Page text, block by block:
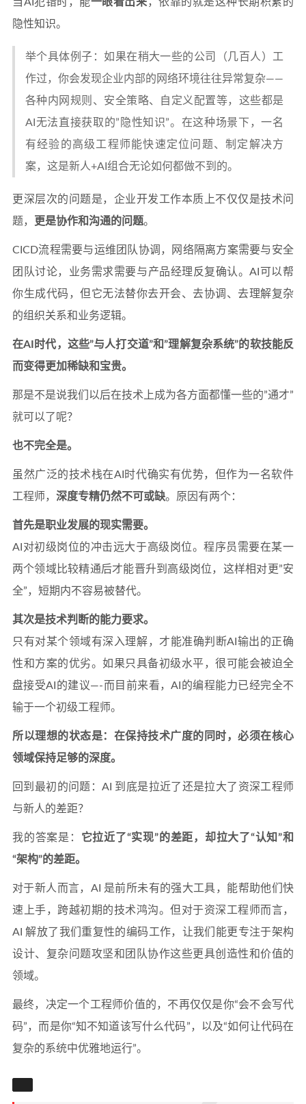
隐性知识。
举个具体例子：如果在稍大一些的公司（几百人）工
作过，你会发现企业内部的网络环境往往异常复杂——
各种内网规则、安全策略、自定义配置等，这些都是
AI无法直接获取的”隐性知识”。在这种场景下，一名
有经验的高级工程师能快速定位问题、制定解决方
案，这是新人+AI组合无论如何都做不到的。
更深层次的问题是，企业开发工作本质上不仅仅是技术问
题，
更是协作和沟通的问题。
CICD流程需要与运维团队协调，网络隔离方案需要与安全
团队讨论，业务需求需要与产品经理反复确认。AI可以帮
你生成代码，但它无法替你去开会、去协调、去理解复杂
的组织关系和业务逻辑。
在AI时代，这些”与人打交道”和”理解复杂系统”的软技能反
而变得更加稀缺和宝贵。
那是不是说我们以后在技术上成为各方面都懂一些的”通才”
就可以了呢？
也不完全是。
虽然广泛的技术栈在AI时代确实有优势，但作为一名软件
工程师， 深度专精仍然不可或缺。原因有两个：
首先是职业发展的现实需要。
AI对初级岗位的冲击远大于高级岗位。程序员需要在某一
两个领域比较精通后才能晋升到高级岗位，这样相对更”安
全”，短期内不容易被替代。
其次是技术判断的能力要求。
只有对某个领域有深入理解，才能准确判断AI输出的正确
性和方案的优劣。如果只具备初级水平，很可能会被迫全
盘接受AI的建议—-而目前来看，AI的编程能力已经完全不
输于一个初级工程师。
所以理想的状态是：在保持技术广度的同时，必须在核心
领域保持足够的深度。
回到最初的问题：AI 到底是拉近了还是拉大了资深工程师
与新人的差距？
我的答案是： 它拉近了“实现”的差距，却拉大了“认知”和
“架构”的差距。
对于新人而言，AI 是前所未有的强大工具，能帮助他们快
速上手，跨越初期的技术鸿沟。但对于资深工程师而言，
AI 解放了我们重复性的编码工作，让我们能更专注于架构
设计、复杂问题攻坚和团队协作这些更具创造性和价值的
领域。
最终，决定一个工程师价值的，不再仅仅是你“会不会写代
码”，而是你“知不知道该写什么代码”，以及“如何让代码在
复杂的系统中优雅地运行”。